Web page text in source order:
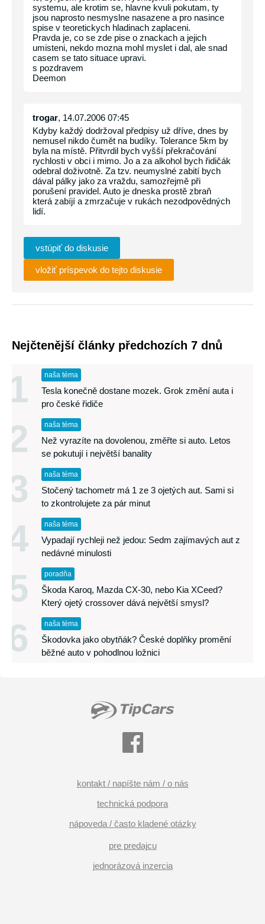
systemu, ale krotim se, hlavne kvuli pokutam, ty
jsou naprosto nesmyslne nasazene a pro nasince
spise v teoretickych hladinach zaplaceni.
Pravda je, co se zde pise o znackach a jejich
umisteni, nekdo mozna mohl myslet i dal, ale snad
casem se tato situace upravi.
s pozdravem
Deemon
trogar, 14.07.2006 07:45
Kdyby každý dodržoval předpisy už dříve, dnes by
nemusel nikdo čumět na budíky. Tolerance 5km by
byla na místě. Přitvrdil bych vyšší překračování
rychlosti v obci i mimo. Jo a za alkohol bych řidičák
odebral doživotně. Za tzv. neumyslné zabití bych
dával pálky jako za vraždu, samozřejmě při
porušení pravidel. Auto je dneska prostě zbraň
která zabíjí a zmrzačuje v rukách nezodpovědných
lidí.
vstúpiť do diskusie
vložiť príspevok do tejto diskusie
Nejčtenější články předchozích 7 dnů
1 naša téma
Tesla konečně dostane mozek. Grok změní auta i
pro české řidiče
2 naša téma
Než vyrazíte na dovolenou, změřte si auto. Letos
se pokutují i největší banality
3 naša téma
Stočený tachometr má 1 ze 3 ojetých aut. Sami si
to zkontrolujete za pár minut
4 naša téma
Vypadají rychleji než jedou: Sedm zajímavých aut z
nedávné minulosti
5 poradňa
Škoda Karoq, Mazda CX-30, nebo Kia XCeed?
Který ojetý crossover dává největší smysl?
6 naša téma
Škodovka jako obytňák? České doplňky promění
běžné auto v pohodlnou ložnici
kontakt / napíšte nám / o nás
technická podpora
nápoveda / často kladené otázky
pre predajcu
jednorázová inzercia